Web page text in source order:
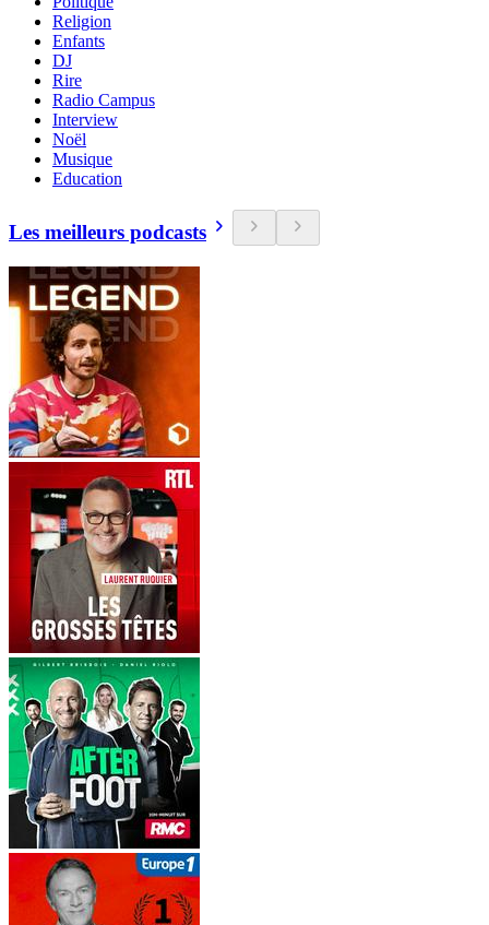
Religion
Enfants
DJ
Rire
Radio Campus
Interview
Noël
Musique
Education
Les meilleurs podcasts